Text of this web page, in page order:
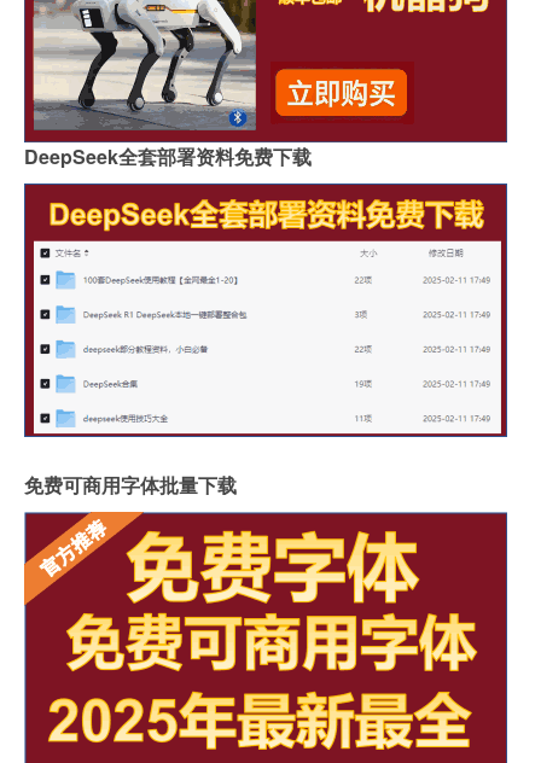
DeepSeek全套部署资料免费下载
免费可商用字体批量下载